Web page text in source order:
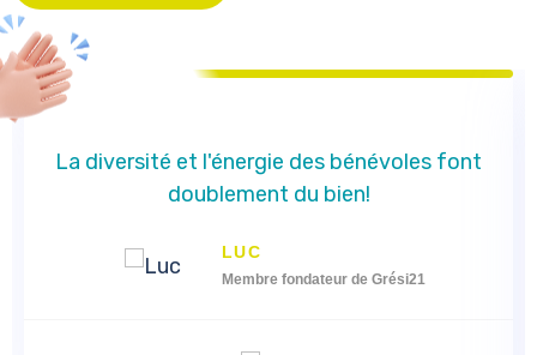
La diversité et l'énergie des bénévoles font
doublement du bien!
LUC
Membre fondateur de Grési21